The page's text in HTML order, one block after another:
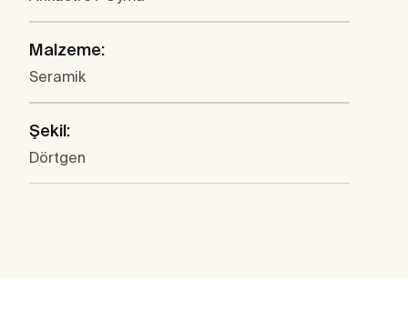
Malzeme:
Seramik
Şekil:
Dörtgen